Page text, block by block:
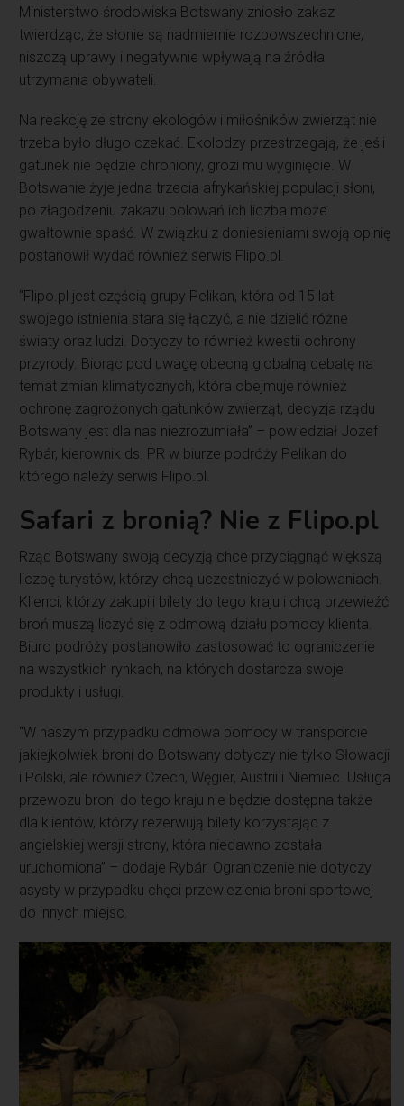
Ministerstwo środowiska Botswany zniosło zakaz
twierdząc, że słonie są nadmiernie rozpowszechnione,
niszczą uprawy i negatywnie wpływają na źródła
utrzymania obywateli.
Na reakcję ze strony ekologów i miłośników zwierząt nie
trzeba było długo czekać. Ekolodzy przestrzegają, że jeśli
gatunek nie będzie chroniony, grozi mu wyginięcie. W
Botswanie żyje jedna trzecia afrykańskiej populacji słoni,
po złagodzeniu zakazu polowań ich liczba może
gwałtownie spaść. W związku z doniesieniami swoją opinię
postanowił wydać również serwis Flipo.pl.
“Flipo.pl jest częścią grupy Pelikan, która od 15 lat
swojego istnienia stara się łączyć, a nie dzielić różne
światy oraz ludzi. Dotyczy to również kwestii ochrony
przyrody. Biorąc pod uwagę obecną globalną debatę na
temat zmian klimatycznych, która obejmuje również
ochronę zagrożonych gatunków zwierząt, decyzja rządu
Botswany jest dla nas niezrozumiała” – powiedział Jozef
Rybár, kierownik ds. PR w biurze podróży Pelikan do
którego należy serwis Flipo.pl.
Safari z bronią? Nie z Flipo.pl
Rząd Botswany swoją decyzją chce przyciągnąć większą
liczbę turystów, którzy chcą uczestniczyć w polowaniach.
Klienci, którzy zakupili bilety do tego kraju i chcą przewieźć
broń muszą liczyć się z odmową działu pomocy klienta.
Biuro podróży postanowiło zastosować to ograniczenie
na wszystkich rynkach, na których dostarcza swoje
produkty i usługi.
“W naszym przypadku odmowa pomocy w transporcie
jakiejkolwiek broni do Botswany dotyczy nie tylko Słowacji
i Polski, ale również Czech, Węgier, Austrii i Niemiec. Usługa
przewozu broni do tego kraju nie będzie dostępna także
dla klientów, którzy rezerwują bilety korzystając z
angielskiej wersji strony, która niedawno została
uruchomiona” – dodaje Rybár. Ograniczenie nie dotyczy
asysty w przypadku chęci przewiezienia broni sportowej
do innych miejsc.